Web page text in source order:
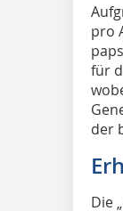
pro
für
der
Die